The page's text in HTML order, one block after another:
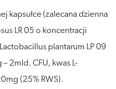
kapsułce (zalecana dzienna
LR 05 o koncentracji
plantarum LP 09
2mld. CFU, kwas L-
(25% RWS).